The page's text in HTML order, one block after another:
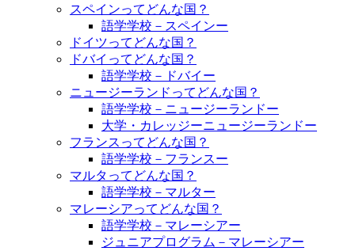
スペインってどんな国？
語学学校－スペインー
ドイツってどんな国？
ドバイってどんな国？
語学学校－ドバイー
ニュージーランドってどんな国？
語学学校－ニュージーランドー
大学・カレッジーニュージーランドー
フランスってどんな国？
語学学校－フランスー
マルタってどんな国？
語学学校－マルター
マレーシアってどんな国？
語学学校－マレーシアー
ジュニアプログラム－マレーシアー